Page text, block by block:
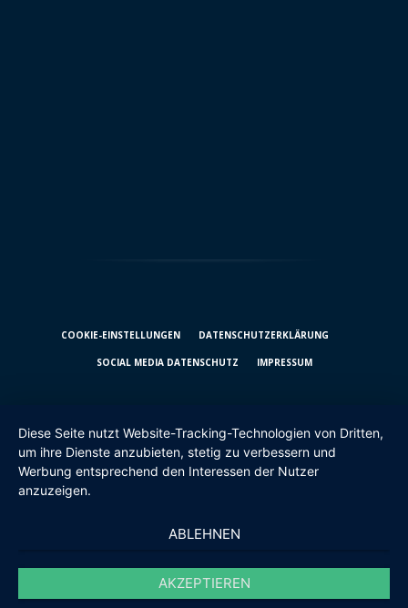
COOKIE-EINSTELLUNGEN DATENSCHUTZ­ERKLÄRUNG
SOCIAL MEDIA DATENSCHUTZ IMPRESSUM
Diese Seite nutzt Website-Tracking-Technologien von Dritten,
um ihre Dienste anzubieten, stetig zu verbessern und
Werbung entsprechend den Interessen der Nutzer
anzuzeigen.
ABLEHNEN
AKZEPTIEREN